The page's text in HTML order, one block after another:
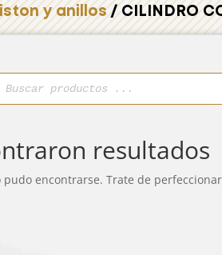
y anillos/ CILINDRO
resultados
pudo encontrarse. Trate de